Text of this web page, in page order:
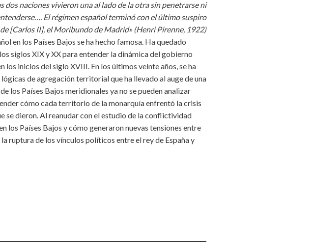
dos naciones vivieron una al lado de la otra sin penetrarse ni
El régimen español terminó con el último suspiro
de [Carlos II], el Moribundo de Madrid» (Henri Pirenne, 1922)
en los Países Bajos se ha hecho famosa. Ha quedado
siglos XIX y XX para entender la dinámica del gobierno
los inicios del siglo XVIII. En los últimos veinte años, se ha
de agregación territorial que ha llevado al auge de una
los Países Bajos meridionales ya no se pueden analizar
cómo cada territorio de la monarquía enfrentó la crisis
se dieron. Al reanudar con el estudio de la conflictividad
Países Bajos y cómo generaron nuevas tensiones entre
ruptura de los vínculos políticos entre el rey de España y